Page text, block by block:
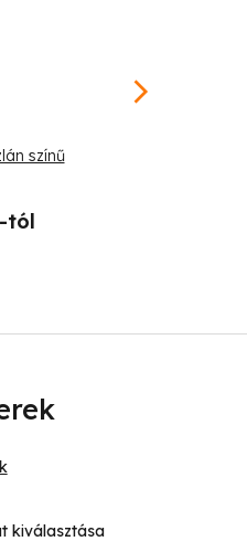
színű
tól
kiválasztása